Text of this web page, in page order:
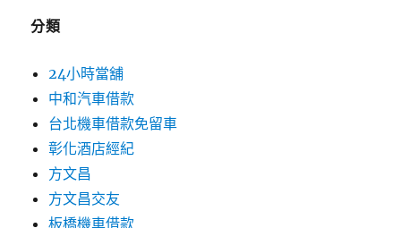
分類
24小時當舖
中和汽車借款
台北機車借款免留車
彰化酒店經紀
方文昌
方文昌交友
板橋機車借款